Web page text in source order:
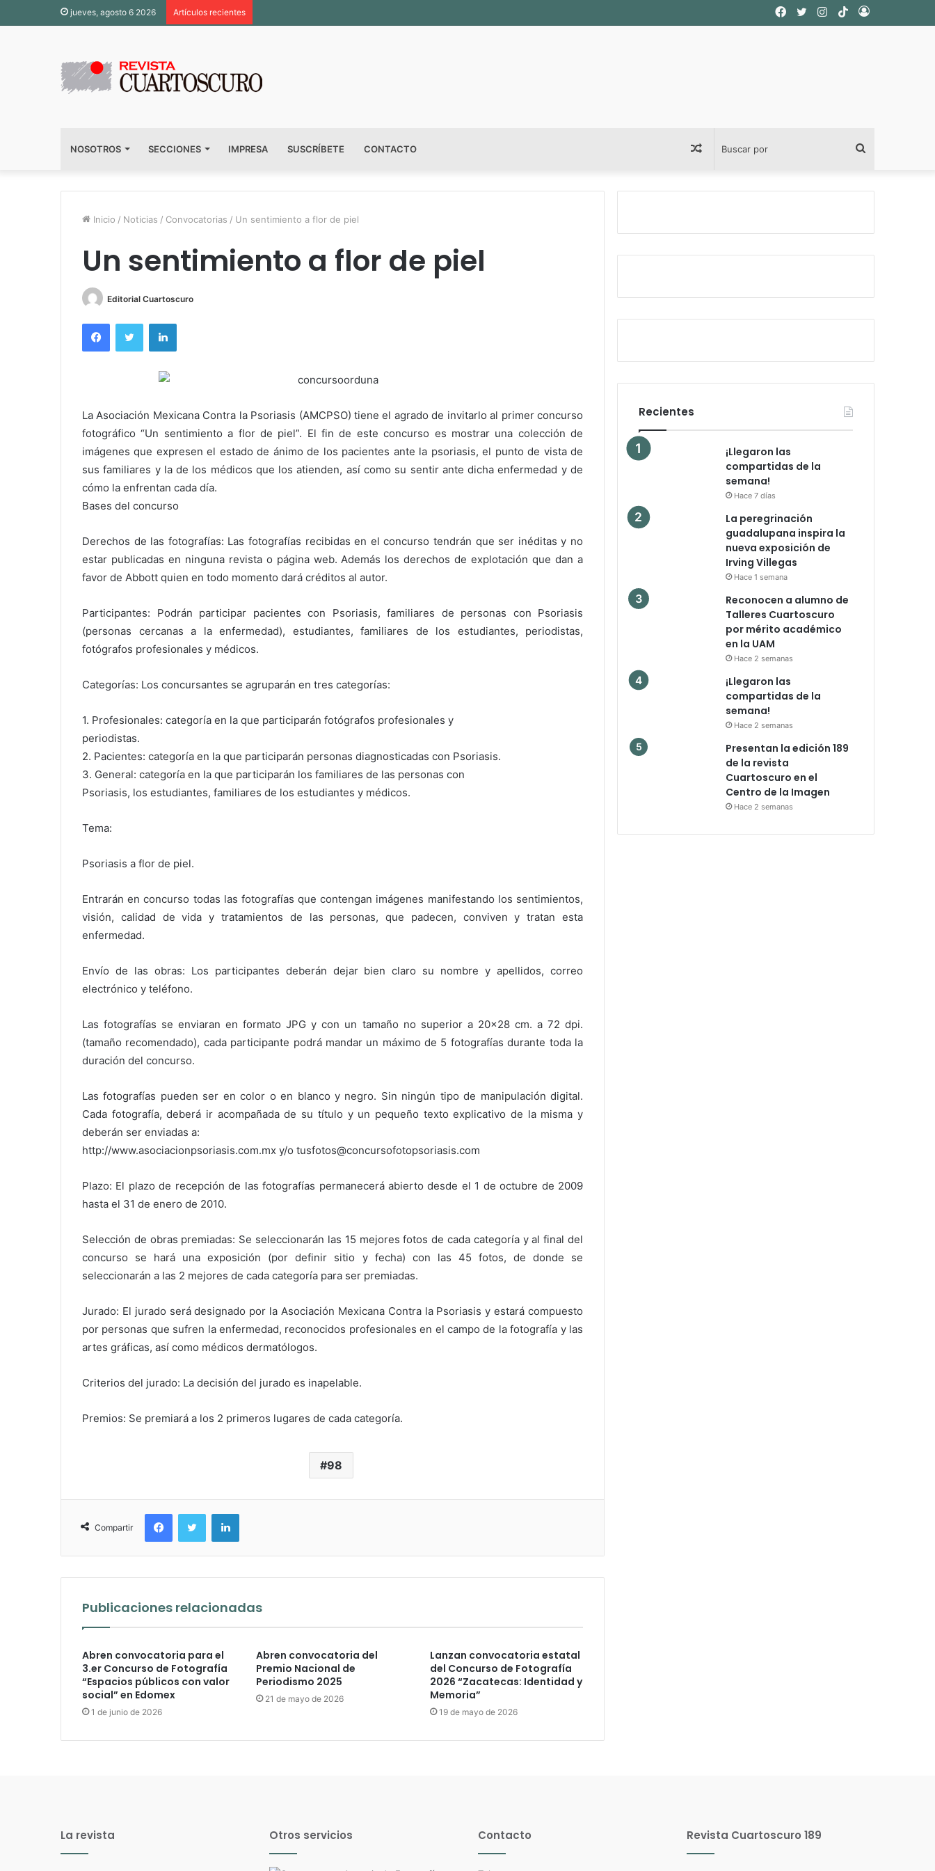
jueves, agosto 6 2026 Artículos recientes Acceso
TikTok
Instagram
Twitter
Facebook
NOSOTROS SECCIONES IMPRESA SUSCRÍBETE CONTACTO
por
Publicación
al
azar
Inicio / Noticias / Convocatorias / Un sentimiento a flor de piel
Un sentimiento a flor de piel
Editorial Cuartoscuro
FacebookTwitter LinkedIn
La Asociación Mexicana Contra la Psoriasis (AMCPSO) tiene el agrado de invitarlo al primer concurso
fotográfico “Un sentimiento a flor de piel”. El fin de este concurso es mostrar una colección de
imágenes que expresen el estado de ánimo de los pacientes ante la psoriasis, el punto de vista de
sus familiares y la de los médicos que los atienden, así como su sentir ante dicha enfermedad y de
cómo la enfrentan cada día.
Bases del concurso
Derechos de las fotografías: Las fotografías recibidas en el concurso tendrán que ser inéditas y no
estar publicadas en ninguna revista o página web. Además los derechos de explotación que dan a
favor de Abbott quien en todo momento dará créditos al autor.
Participantes: Podrán participar pacientes con Psoriasis, familiares de personas con Psoriasis
(personas cercanas a la enfermedad), estudiantes, familiares de los estudiantes, periodistas,
fotógrafos profesionales y médicos.
Categorías: Los concursantes se agruparán en tres categorías:
1. Profesionales: categoría en la que participarán fotógrafos profesionales y
periodistas.
2. Pacientes: categoría en la que participarán personas diagnosticadas con Psoriasis.
3. General: categoría en la que participarán los familiares de las personas con
Psoriasis, los estudiantes, familiares de los estudiantes y médicos.
Tema:
Psoriasis a flor de piel.
Entrarán en concurso todas las fotografías que contengan imágenes manifestando los sentimientos,
visión, calidad de vida y tratamientos de las personas, que padecen, conviven y tratan esta
enfermedad.
Envío de las obras: Los participantes deberán dejar bien claro su nombre y apellidos, correo
electrónico y teléfono.
Las fotografías se enviaran en formato JPG y con un tamaño no superior a 20×28 cm. a 72 dpi.
(tamaño recomendado), cada participante podrá mandar un máximo de 5 fotografías durante toda la
duración del concurso.
Las fotografías pueden ser en color o en blanco y negro. Sin ningún tipo de manipulación digital.
Cada fotografía, deberá ir acompañada de su título y un pequeño texto explicativo de la misma y
deberán ser enviadas a:
http://www.asociacionpsoriasis.com.mx y/o tusfotos@concursofotopsoriasis.com
Plazo: El plazo de recepción de las fotografías permanecerá abierto desde el 1 de octubre de 2009
hasta el 31 de enero de 2010.
Selección de obras premiadas: Se seleccionarán las 15 mejores fotos de cada categoría y al final del
concurso se hará una exposición (por definir sitio y fecha) con las 45 fotos, de donde se
seleccionarán a las 2 mejores de cada categoría para ser premiadas.
Jurado: El jurado será designado por la Asociación Mexicana Contra la Psoriasis y estará compuesto
por personas que sufren la enfermedad, reconocidos profesionales en el campo de la fotografía y las
artes gráficas, así como médicos dermatólogos.
Criterios del jurado: La decisión del jurado es inapelable.
Premios: Se premiará a los 2 primeros lugares de cada categoría.
98
Compartir
FacebookTwitter LinkedIn
Publicaciones relacionadas
Abren convocatoria para el
3.er Concurso de Fotografía
“Espacios públicos con valor
social” en Edomex
1 de junio de 2026
Abren convocatoria del
Premio Nacional de
Periodismo 2025
21 de mayo de 2026
Lanzan convocatoria estatal
del Concurso de Fotografía
2026 “Zacatecas: Identidad y
Memoria”
19 de mayo de 2026
Recientes
¡Llegaron las
compartidas de la
semana!
Hace 7 días
La peregrinación
guadalupana inspira la
nueva exposición de
Irving Villegas
Hace 1 semana
Reconocen a alumno de
Talleres Cuartoscuro
por mérito académico
en la UAM
Hace 2 semanas
¡Llegaron las
compartidas de la
semana!
Hace 2 semanas
Presentan la edición 189
de la revista
Cuartoscuro en el
Centro de la Imagen
Hace 2 semanas
La revista Otros servicios Contacto Revista Cuartoscuro 189